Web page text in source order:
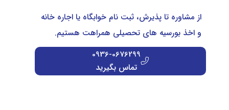
از مشاوره تا پذیرش، ثبت نام خوابگاه یا اجاره خانه
و اخذ بورسیه های تحصیلی همراهت هستیم.
0936-0676299
تماس بگیرید